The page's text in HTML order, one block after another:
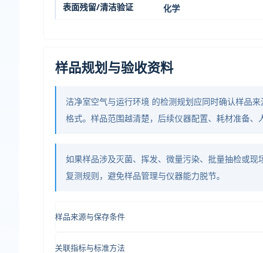
表面残留/清洁验证 化学
样品规划与验收资料
洁净室空气与运行环境 的检测规划应同时确认样品
格式。样品范围越清楚，后续仪器配置、耗材准备、
如果样品涉及灭菌、挥发、微量污染、批量抽检或
复测规则，避免样品管理与仪器能力脱节。
样品来源与保存条件
关联指标与标准方法